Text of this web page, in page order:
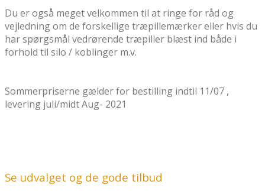
Du er også meget velkommen til at ringe for råd og
vejledning om de forskellige træpillemærker eller hvis du
har spørgsmål vedrørende træpiller blæst ind både i
forhold til silo / koblinger m.v.
Sommerpriserne gælder for bestilling indtil 11/07 ,
levering juli/midt Aug- 2021
Se udvalget og de gode tilbud